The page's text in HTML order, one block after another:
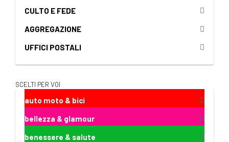
CULTO E FEDE
AGGREGAZIONE
UFFICI POSTALI
SCELTI PER VOI
auto moto & bici
bellezza & glamour
benessere & salute